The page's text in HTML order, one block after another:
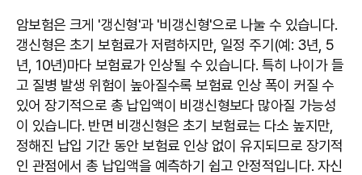
암보험은 크게 '갱신형'과 '비갱신형'으로 나눌 수 있습니다.
갱신형은 초기 보험료가 저렴하지만, 일정 주기(예: 3년, 5
년, 10년)마다 보험료가 인상될 수 있습니다. 특히 나이가 들
고 질병 발생 위험이 높아질수록 보험료 인상 폭이 커질 수
있어 장기적으로 총 납입액이 비갱신형보다 많아질 가능성
이 있습니다. 반면 비갱신형은 초기 보험료는 다소 높지만,
정해진 납입 기간 동안 보험료 인상 없이 유지되므로 장기적
인 관점에서 총 납입액을 예측하기 쉽고 안정적입니다. 자신